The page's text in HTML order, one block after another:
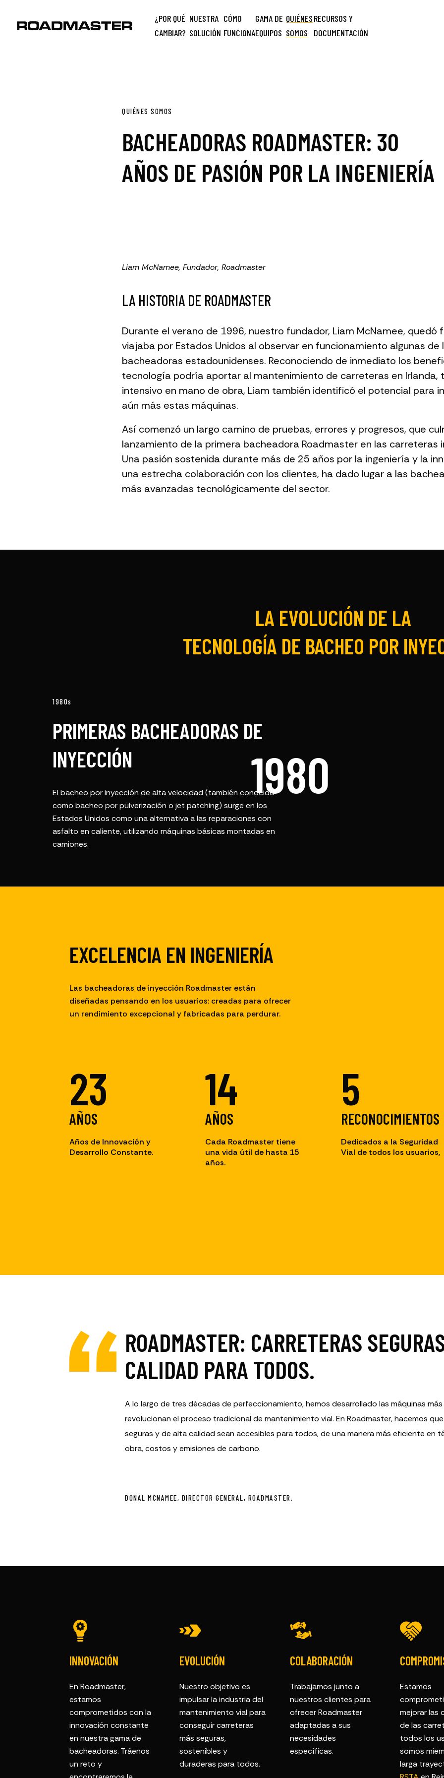
¿POR QUÉ
CAMBIAR?
NUESTRA
SOLUCIÓN
CÓMO
FUNCIONA
GAMA DE
EQUIPOS
QUIÉNES
SOMOS
RECURSOS Y
DOCUMENTACIÓN
QUIÉNES SOMOS
BACHEADORAS ROADMASTER: 30
AÑOS DE PASIÓN POR LA INGENIERÍA
Liam McNamee, Fundador, Roadmaster
LA HISTORIA DE ROADMASTER
Durante el verano de 1996, nuestro fundador, Liam McNamee, quedó
viajaba por Estados Unidos al observar en funcionamiento algunas de
bacheadoras estadounidenses. Reconociendo de inmediato los
tecnología podría aportar al mantenimiento de carreteras en Irlanda,
intensivo en mano de obra, Liam también identificó el potencial para
aún más estas máquinas.
Así comenzó un largo camino de pruebas, errores y progresos, que
lanzamiento de la primera bacheadora Roadmaster en las carreteras
Una pasión sostenida durante más de 25 años por la ingeniería y la
una estrecha colaboración con los clientes, ha dado lugar a las
más avanzadas tecnológicamente del sector.
LA EVOLUCIÓN DE LA
TECNOLOGÍA DE BACHEO POR
1980s
PRIMERAS BACHEADORAS DE
INYECCIÓN
El bacheo por inyección de alta velocidad (también conocido
como bacheo por pulverización o jet patching) surge en los
Estados Unidos como una alternativa a las reparaciones con
asfalto en caliente, utilizando máquinas básicas montadas en
camiones.
1980
EXCELENCIA EN INGENIERÍA
Las bacheadoras de inyección Roadmaster están
diseñadas pensando en los usuarios: creadas para ofrecer
un rendimiento excepcional y fabricadas para perdurar.
25
AÑOS
Años de Innovación y
Desarrollo Constante.
15
AÑOS
Cada Roadmaster tiene
una vida útil de hasta 15
años.
5
RECONOCIMIENTOS
Dedicados a la Seguridad
Vial de todos los usuarios,
ROADMASTER: CARRETERAS
CALIDAD PARA TODOS.
A lo largo de tres décadas de perfeccionamiento, hemos desarrollado las máquinas
revolucionan el proceso tradicional de mantenimiento vial. En Roadmaster, hacemos
seguras y de alta calidad sean accesibles para todos, de una manera más eficiente en
obra, costos y emisiones de carbono.
DONAL MCNAMEE, DIRECTOR GENERAL, ROADMASTER.
INNOVACIÓN
En Roadmaster,
estamos
comprometidos con la
innovación constante
en nuestra gama de
bacheadoras. Tráenos
un reto y
EVOLUCIÓN
Nuestro objetivo es
impulsar la industria del
mantenimiento vial para
conseguir carreteras
más seguras,
sostenibles y
duraderas para todos.
COLABORACIÓN
Trabajamos junto a
nuestros clientes para
ofrecer Roadmaster
adaptadas a sus
necesidades
específicas.
Estamos
mejorar las
de las
todos los
somos
larga